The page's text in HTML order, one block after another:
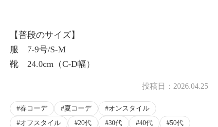
【普段のサイズ】
服 7-9号/S-M
靴 24.0cm（C-D幅）
投稿日： 2026.04.25
春コーデ 夏コーデ
オンスタイル
オフスタイル
20代 30代 40代
50代